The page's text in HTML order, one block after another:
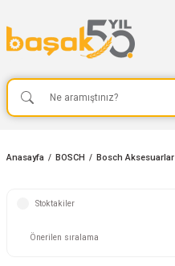
Anasayfa BOSCH Bosch Aksesuarlar
Stoktakiler